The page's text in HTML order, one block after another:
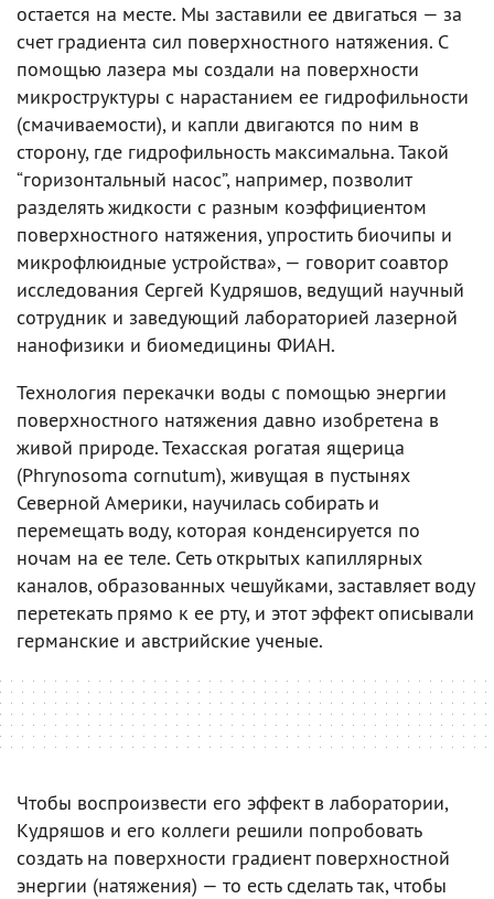
остается на месте. Мы заставили ее двигаться — за
счет градиента сил поверхностного натяжения. С
помощью лазера мы создали на поверхности
микроструктуры с нарастанием ее гидрофильности
(смачиваемости), и капли двигаются по ним в
сторону, где гидрофильность максимальна. Такой
“горизонтальный насос”, например, позволит
разделять жидкости с разным коэффициентом
поверхностного натяжения, упростить биочипы и
микрофлюидные устройства», — говорит соавтор
исследования Сергей Кудряшов, ведущий научный
сотрудник и заведующий лабораторией лазерной
нанофизики и биомедицины ФИАН.
Технология перекачки воды с помощью энергии
поверхностного натяжения давно изобретена в
живой природе. Техасская рогатая ящерица
(Phrynosoma cornutum), живущая в пустынях
Северной Америки, научилась собирать и
перемещать воду, которая конденсируется по
ночам на ее теле. Сеть открытых капиллярных
каналов, образованных чешуйками, заставляет воду
перетекать прямо к ее рту, и этот эффект описывали
германские и австрийские ученые.
Чтобы воспроизвести его эффект в лаборатории,
Кудряшов и его коллеги решили попробовать
создать на поверхности градиент поверхностной
энергии (натяжения) — то есть сделать так, чтобы